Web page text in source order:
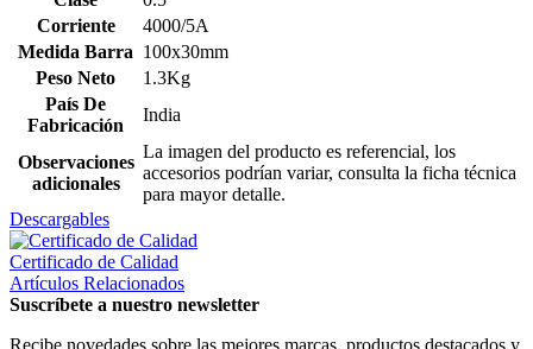
Corriente
4000/5A
Medida Barra 100x30mm
Peso Neto
1.3Kg
País De
Fabricación
India
Observaciones
adicionales
La imagen del producto es referencial, los
accesorios podrían variar, consulta la ficha técnica
para mayor detalle.
Descargables
Certificado de Calidad
Artículos Relacionados
Suscríbete a nuestro newsletter